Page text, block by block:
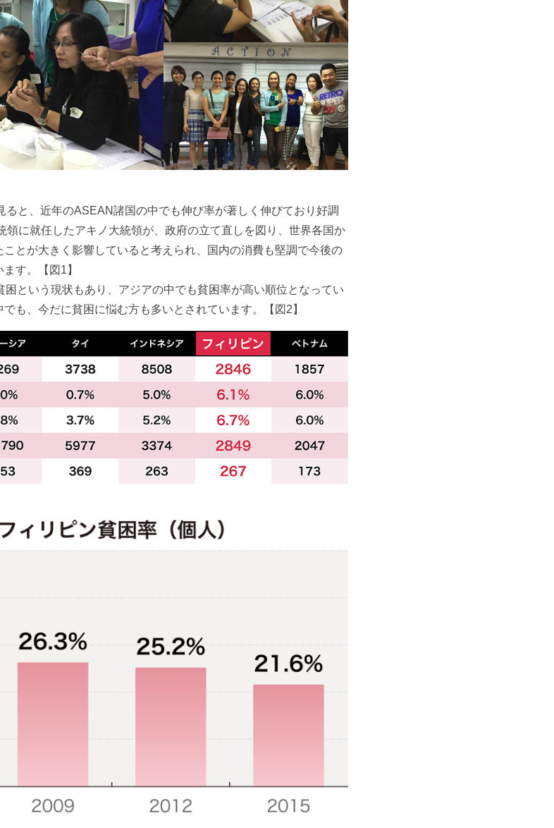
ると、近年のASEAN諸国の中でも伸び率が著しく伸びており好調
領に就任したアキノ大統領が、政府の立て直しを図り、世界各国か
とが大きく影響していると考えられ、国内の消費も堅調で今後の
す。【図1】
という現状もあり、アジアの中でも貧困率が高い順位となってい
も、今だに貧困に悩む方も多いとされています。【図2】